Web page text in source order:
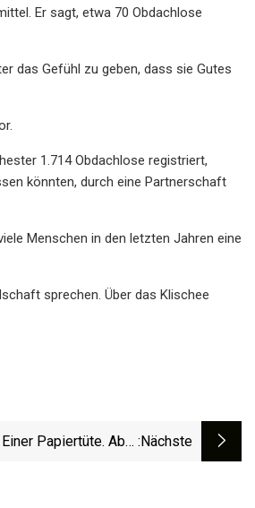
Er sagt, etwa 70 Obdachlose
das Gefühl zu geben, dass sie Gutes
1.714 Obdachlose registriert,
könnten, durch eine Partnerschaft
Menschen in den letzten Jahren eine
sprechen. Über das Klischee
Papiertüte. Aber
:nächste